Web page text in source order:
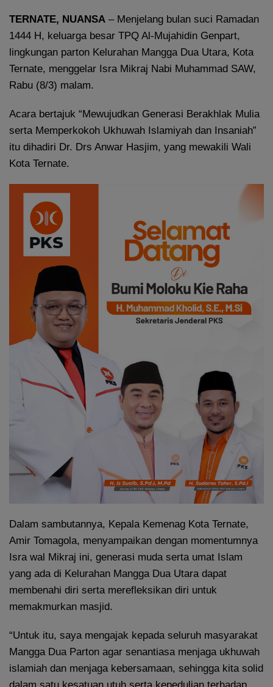
TERNATE, NUANSA – Menjelang bulan suci Ramadan
1444 H, keluarga besar TPQ Al-Mujahidin Genpart,
lingkungan parton Kelurahan Mangga Dua Utara, Kota
Ternate, menggelar Isra Mikraj Nabi Muhammad SAW,
Rabu (8/3) malam.
Acara bertajuk “Mewujudkan Generasi Berakhlak Mulia
serta Memperkokoh Ukhuwah Islamiyah dan Insaniah”
itu dihadiri Dr. Drs Anwar Hasjim, yang mewakili Wali
Kota Ternate.
Dalam sambutannya, Kepala Kemenag Kota Ternate,
Amir Tomagola, menyampaikan dengan momentumnya
Isra wal Mikraj ini, generasi muda serta umat Islam
yang ada di Kelurahan Mangga Dua Utara dapat
membenahi diri serta merefleksikan diri untuk
memakmurkan masjid.
“Untuk itu, saya mengajak kepada seluruh masyarakat
Mangga Dua Parton agar senantiasa menjaga ukhuwah
islamiah dan menjaga kebersamaan, sehingga kita solid
dalam satu kesatuan utuh serta kepedulian terhadap